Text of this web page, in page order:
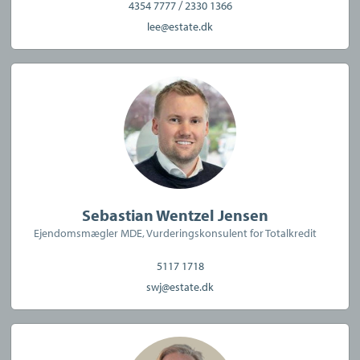
4354 7777/2330 1366
lee@estate.dk
Sebastian Wentzel Jensen
Ejendomsmægler MDE, Vurderingskonsulent for Totalkredit
5117 1718
swj@estate.dk